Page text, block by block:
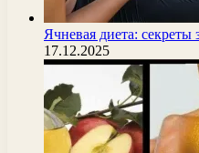
Ячневая диета: секреты
17.12.2025